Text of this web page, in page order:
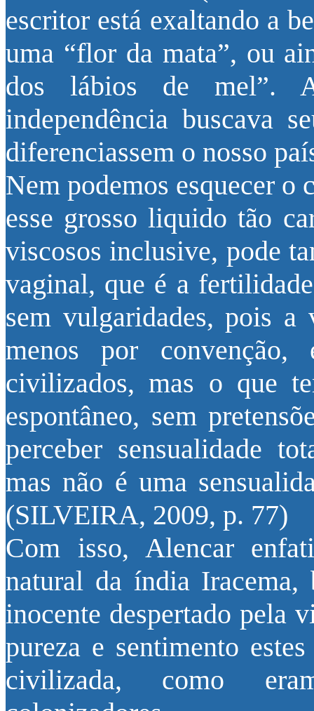
escritor está exaltando a
uma “flor da mata”, ou
dos lábios de mel”.
independência buscava
diferenciassem o nosso
Nem podemos esquecer o
esse grosso liquido tão
viscosos inclusive, pode
vaginal, que é a
sem vulgaridades, pois
menos por convenção,
civilizados, mas o que
espontâneo, sem
perceber sensualidade
mas não é uma
(SILVEIRA, 2009, p. 77)
Com isso, Alencar
natural da índia
inocente despertado pela
pureza e sentimento
civilizada, como